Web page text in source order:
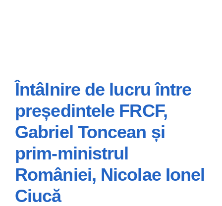
Întâlnire de lucru
între președintele
FRCF, Gabriel
Toncean și prim-
ministrul României,
Întâlnire de lucru între
președintele FRCF,
Gabriel Toncean și
prim-ministrul
României, Nicolae Ionel
Ciucă